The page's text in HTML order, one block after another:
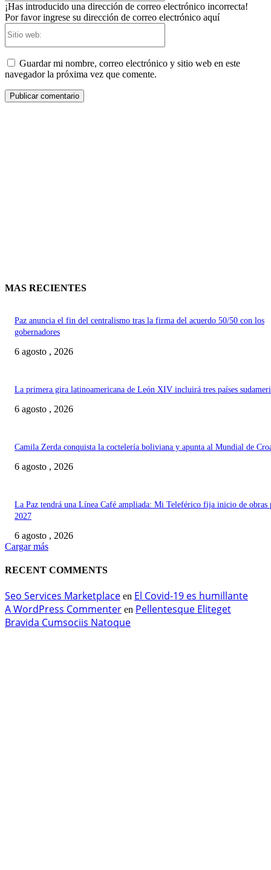
¡Has introducido una dirección de correo electrónico incorrecta!
Por favor ingrese su dirección de correo electrónico aquí
Guardar mi nombre, correo electrónico y sitio web en este
navegador la próxima vez que comente.
MAS RECIENTES
Paz anuncia el fin del centralismo tras la firma del acuerdo 50/50 con los
gobernadores
6 agosto , 2026
La primera gira latinoamericana de León XIV incluirá tres países
6 agosto , 2026
Camila Zerda conquista la coctelería boliviana y apunta al Mundial de
6 agosto , 2026
La Paz tendrá una Línea Café ampliada: Mi Teleférico fija inicio de obras
2027
6 agosto , 2026
Cargar más
RECENT COMMENTS
Seo Services Marketplace en El Covid-19 es humillante
A WordPress Commenter en Pellentesque Eliteget
Bravida Cumsociis Natoque